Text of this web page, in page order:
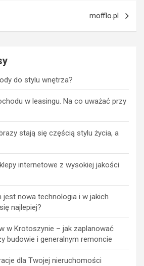
mofflo.pl
do stylu wnętrza?
w leasingu. Na co uważać przy
stają się częścią stylu życia, a
internetowe z wysokiej jakości
jest nowa technologia i w jakich
najlepiej?
w Krotoszynie – jak zaplanować
budowie i generalnym remoncie
dla Twojej nieruchomości